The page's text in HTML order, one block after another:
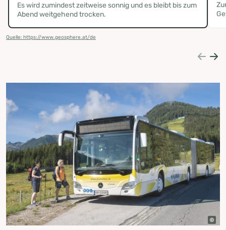
Es wird zumindest zeitweise sonnig und es bleibt bis zum
Abend weitgehend trocken.
Quelle: https://www.geosphere.at/de